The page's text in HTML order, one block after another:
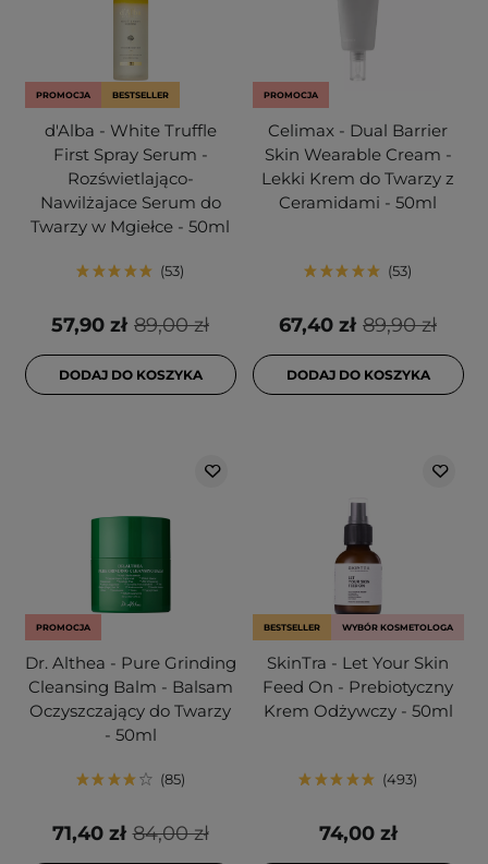
PROMOCJA BESTSELLER
d'Alba - White Truffle
First Spray Serum -
Rozświetlająco-
Nawilżajace Serum do
Twarzy w Mgiełce - 50ml
53
89,00 zł
57,90 zł
DODAJ DO KOSZYKA
PROMOCJA
Celimax - Dual Barrier
Skin Wearable Cream -
Lekki Krem do Twarzy z
Ceramidami - 50ml
53
89,90 zł
67,40 zł
DODAJ DO KOSZYKA
PROMOCJA
Dr. Althea - Pure Grinding
Cleansing Balm - Balsam
Oczyszczający do Twarzy
- 50ml
85
84,00 zł
71,40 zł
BESTSELLER WYBÓR KOSMETOLOGA
SkinTra - Let Your Skin
Feed On - Prebiotyczny
Krem Odżywczy - 50ml
493
74,00 zł